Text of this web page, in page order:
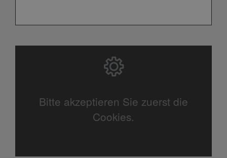
Bitte akzeptieren Sie zuerst die
Cookies.